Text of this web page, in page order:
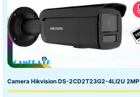
Camera Hikvision DS-2CD2T23G2-4LI2U 2MP